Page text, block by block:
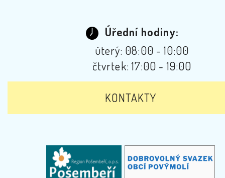
Úřední hodiny:
úterý: 08:00 - 10:00
čtvrtek: 17:00 - 19:00
KONTAKTY